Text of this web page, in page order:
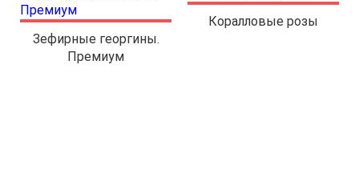
Зефирные георгины.
Премиум
Коралловые розы